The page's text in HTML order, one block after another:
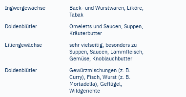
Ingwergewächse
Back- und Wurstwaren, Liköre,
Tabak
Doldenblütler
Omeletts und Saucen, Suppen,
Kräuterbutter
Liliengewächse
sehr vielseitig, besonders zu
Suppen, Saucen, Lammfleisch,
Gemüse, Knoblauchbutter
Doldenblütler Gewürzmischungen (z. B.
Curry), Fisch, Wurst (z. B.
Mortadella), Geflügel,
Wildgerichte